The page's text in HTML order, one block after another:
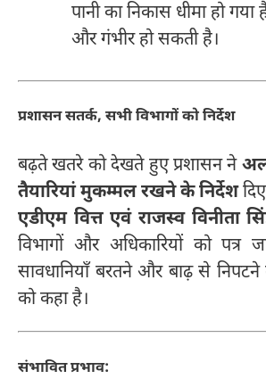
पानी का निकास धीमा हो
और गंभीर हो सकती है।
प्रशासन सतर्क, सभी विभागों को निर्देश
बढ़ते खतरे को देखते हुए प्रशासन ने
तैयारियां मुकम्मल रखने के निर्देश
एडीएम वित्त एवं राजस्व विनीता
विभागों और अधिकारियों को पत्र
सावधानियाँ बरतने और बाढ़ से
को कहा है।
संभावित प्रभाव: